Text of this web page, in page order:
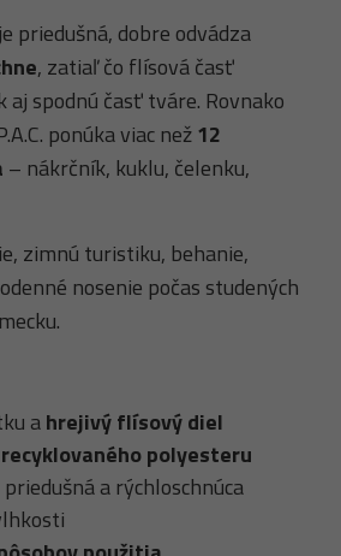
je priedušná, dobre odvádza
, zatiaľ čo flísová časť
spodnú časť tváre. Rovnako
ponúka viac než12
– nákrčník, kuklu, čelenku,
zimnú turistiku, behanie,
nosenie počas studených
ahrejivý flísový diel
recyklovaného polyesteru
priedušná a rýchloschnúca